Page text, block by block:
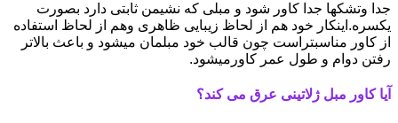
جدا وتشکها جدا کاور شود و مبلی که نشیمن ثابتی دارد بصورت
یکسره.اینکار خود هم از لحاظ زیبایی ظاهری وهم از لحاظ استفاده
از کاور مناسبتراست چون قالب خود مبلمان میشود و باعث بالاتر
رفتن دوام و طول عمر کاورمیشود.
آیا کاور مبل ژلاتینی عرق می کند؟